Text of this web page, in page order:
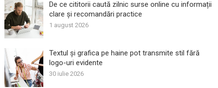
De ce cititorii caută zilnic surse online cu informații
clare și recomandări practice
1 august 2026
Textul și grafica pe haine pot transmite stil fără
logo-uri evidente
30 iulie 2026